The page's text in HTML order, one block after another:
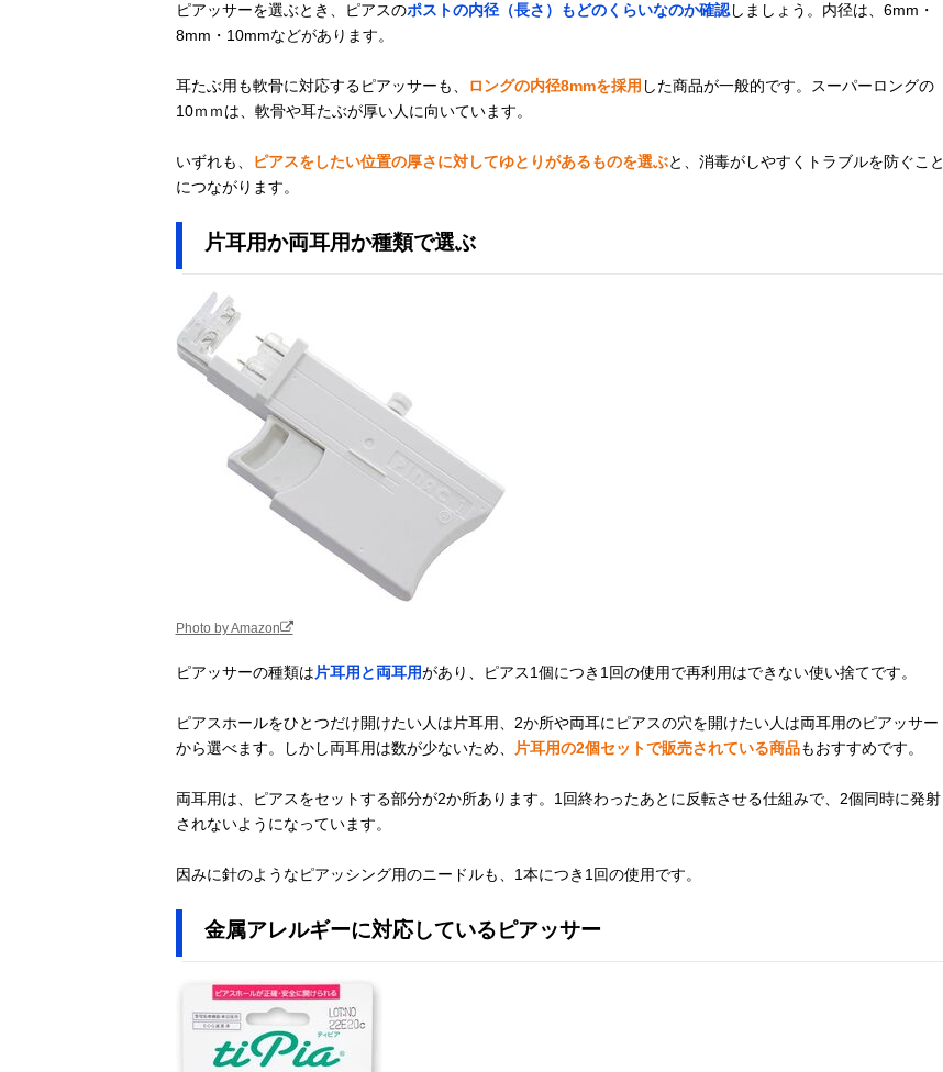
ピアッサーを選ぶとき、ピアスのポストの内径（長さ）もどのくらいなのか確認しましょう。内径は、6mm・
8mm・10mmなどがあります。
耳たぶ用も軟骨に対応するピアッサーも、 ロングの内径8mmを採用 した商品が一般的です。スーパーロングの
10ｍｍは、軟骨や耳たぶが厚い人に向いています。
いずれも、 ピアスをしたい位置の厚さに対してゆとりがあるものを選ぶと、消毒がしやすくトラブルを防ぐこと
につながります。
片耳用か両耳用か種類で選ぶ
Photo by Amazon
ピアッサーの種類は片耳用と両耳用があり、ピアス1個につき1回の使用で再利用はできない使い捨てです。
ピアスホールをひとつだけ開けたい人は片耳用、2か所や両耳にピアスの穴を開けたい人は両耳用のピアッサー
から選べます。しかし両耳用は数が少ないため、
片耳用の2個セットで販売されている商品もおすすめです。
両耳用は、ピアスをセットする部分が2か所あります。1回終わったあとに反転させる仕組みで、2個同時に発射
されないようになっています。
因みに針のようなピアッシング用のニードルも、1本につき1回の使用です。
金属アレルギーに対応しているピアッサー